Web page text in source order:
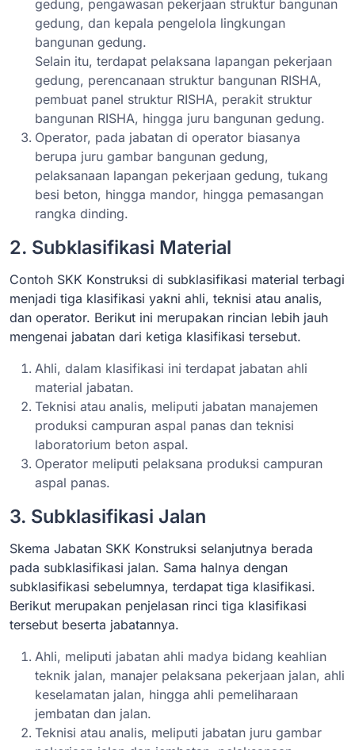
gedung, pengawasan pekerjaan struktur bangunan
gedung, dan kepala pengelola lingkungan
bangunan gedung.
Selain itu, terdapat pelaksana lapangan pekerjaan
gedung, perencanaan struktur bangunan RISHA,
pembuat panel struktur RISHA, perakit struktur
bangunan RISHA, hingga juru bangunan gedung.
Operator, pada jabatan di operator biasanya
berupa juru gambar bangunan gedung,
pelaksanaan lapangan pekerjaan gedung, tukang
besi beton, hingga mandor, hingga pemasangan
rangka dinding.
2. Subklasifikasi Material
Contoh SKK Konstruksi di subklasifikasi material terbagi
menjadi tiga klasifikasi yakni ahli, teknisi atau analis,
dan operator. Berikut ini merupakan rincian lebih jauh
mengenai jabatan dari ketiga klasifikasi tersebut.
Ahli, dalam klasifikasi ini terdapat jabatan ahli
material jabatan.
Teknisi atau analis, meliputi jabatan manajemen
produksi campuran aspal panas dan teknisi
laboratorium beton aspal.
Operator meliputi pelaksana produksi campuran
aspal panas.
3. Subklasifikasi Jalan
Skema Jabatan SKK Konstruksi selanjutnya berada
pada subklasifikasi jalan. Sama halnya dengan
subklasifikasi sebelumnya, terdapat tiga klasifikasi.
Berikut merupakan penjelasan rinci tiga klasifikasi
tersebut beserta jabatannya.
Ahli, meliputi jabatan ahli madya bidang keahlian
teknik jalan, manajer pelaksana pekerjaan jalan, ahli
keselamatan jalan, hingga ahli pemeliharaan
jembatan dan jalan.
Teknisi atau analis, meliputi jabatan juru gambar